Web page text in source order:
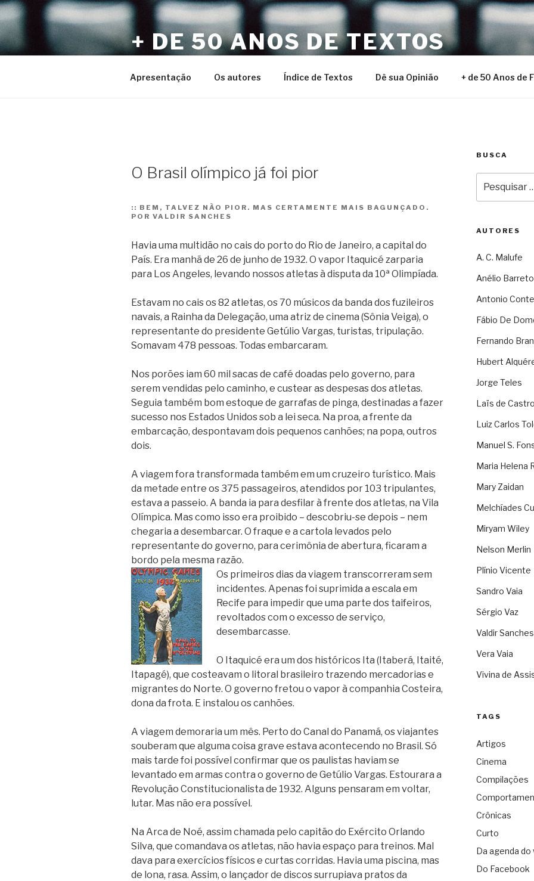
Pular
para
o
conteúdo
+ DE 50 ANOS DE TEXTOS
Apresentação Os autores Índice de Textos Dê sua Opinião + de 50 Anos de
O Brasil olímpico já foi pior
:: BEM, TALVEZ NÃO PIOR. MAS CERTAMENTE MAIS BAGUNÇADO.
POR VALDIR SANCHES
Havia uma multidão no cais do porto do Rio de Janeiro, a capital do
País. Era manhã de 26 de junho de 1932. O vapor Itaquicé zarparia
para Los Angeles, levando nossos atletas à disputa da 10ª Olimpíada.
Estavam no cais os 82 atletas, os 70 músicos da banda dos fuzileiros
navais, a Rainha da Delegação, uma atriz de cinema (Sônia Veiga), o
representante do presidente Getúlio Vargas, turistas, tripulação.
Somavam 478 pessoas. Todas embarcaram.
Nos porões iam 60 mil sacas de café doadas pelo governo, para
serem vendidas pelo caminho, e custear as despesas dos atletas.
Seguia também bom estoque de garrafas de pinga, destinadas a fazer
sucesso nos Estados Unidos sob a lei seca. Na proa, a frente da
embarcação, despontavam dois pequenos canhões; na popa, outros
dois.
A viagem fora transformada também em um cruzeiro turístico. Mais
da metade entre os 375 passageiros, atendidos por 103 tripulantes,
estava a passeio. A banda ia para desfilar à frente dos atletas, na Vila
Olímpica. Mas como isso era proibido – descobriu-se depois – nem
chegaria a desembarcar. O fraque e a cartola levados pelo
representante do governo, para cerimônia de abertura, ficaram a
bordo pela mesma razão.
Os primeiros dias da viagem transcorreram sem
incidentes. Apenas foi suprimida a escala em
Recife para impedir que uma parte dos taifeiros,
revoltados com o excesso de serviço,
desembarcasse.
O Itaquicé era um dos históricos Ita (Itaberá, Itaité,
Itapagé), que costeavam o litoral brasileiro trazendo mercadorias e
migrantes do Norte. O governo fretou o vapor à companhia Costeira,
dona da frota. E instalou os canhões.
A viagem demoraria um mês. Perto do Canal do Panamá, os viajantes
souberam que alguma coisa grave estava acontecendo no Brasil. Só
mais tarde foi possível confirmar que os paulistas haviam se
levantado em armas contra o governo de Getúlio Vargas. Estourara a
Revolução Constitucionalista de 1932. Alguns pensaram em voltar,
lutar. Mas não era possível.
Na Arca de Noé, assim chamada pelo capitão do Exército Orlando
Silva, que comandava os atletas, não havia espaço para treinos. Mal
dava para exercícios físicos e curtas corridas. Havia uma piscina, mas
de lona, rasa. Assim, o lançador de discos surrupiava pratos da
BUSCA
por:
AUTORES
A. C. Malufe
Anélio Barreto
Antonio
Fábio De
Fernando
Hubert
Jorge Teles
Laïs de Castro
Luiz Carlos
Manuel S.
Maria Helena
Mary Zaidan
Melchíades
Miryam Wiley
Nelson Merlin
Plínio Vicente
Sandro Vaia
Sérgio Vaz
Valdir Sanches
Vera Vaia
Vivina de
TAGS
Artigos
Cinema
Compilações
Crônicas
Curto
Da agenda do
Do Facebook